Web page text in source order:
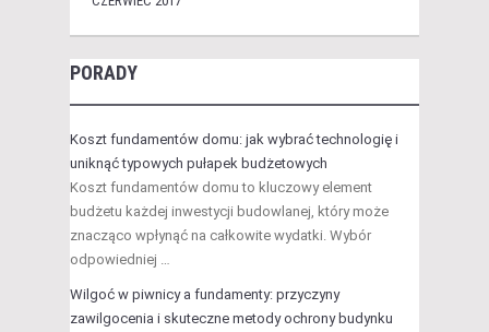
PORADY
Koszt fundamentów domu: jak wybrać technologię i
uniknąć typowych pułapek budżetowych
Koszt fundamentów domu to kluczowy element
budżetu każdej inwestycji budowlanej, który może
znacząco wpłynąć na całkowite wydatki. Wybór
odpowiedniej …
Wilgoć w piwnicy a fundamenty: przyczyny
zawilgocenia i skuteczne metody ochrony budynku